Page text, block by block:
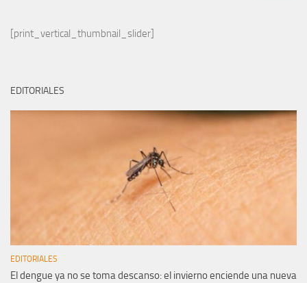
[print_vertical_thumbnail_slider]
EDITORIALES
EDITORIALES
El dengue ya no se toma descanso: el invierno enciende una nueva